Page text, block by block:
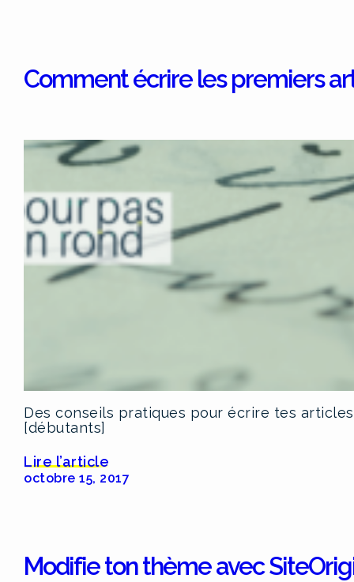
Comment écrire les premiers
Des conseils pratiques pour écrire tes
[débutants]
Lire l’article
octobre 15, 2017
Modifie ton thème avec